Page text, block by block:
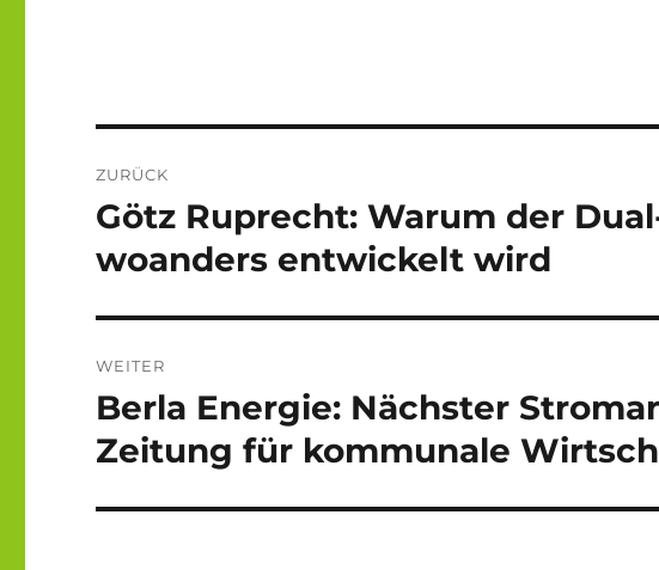
ZURÜCK
Vorheriger
Götz Ruprecht: Warum der
woanders entwickelt wird
WEITER
Nächster
Beitrag:
Berla Energie: Nächster
Zeitung für kommunale